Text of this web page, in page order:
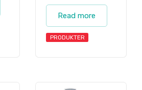
Read more
PRODUKTER